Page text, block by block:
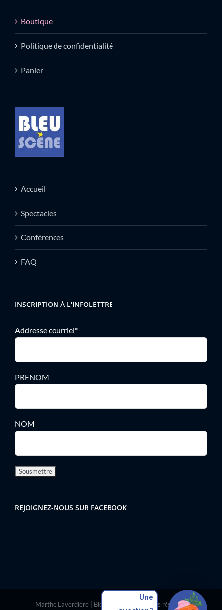
Boutique
Politique de confidentialité
Panier
Accueil
Spectacles
Conférences
FAQ
INSCRIPTION À L'INFOLETTRE
Addresse courriel*
PRENOM
NOM
REJOIGNEZ-NOUS SUR FACEBOOK
Marthe Laverdière | Bleu Scène | Tous droits réservés
Une